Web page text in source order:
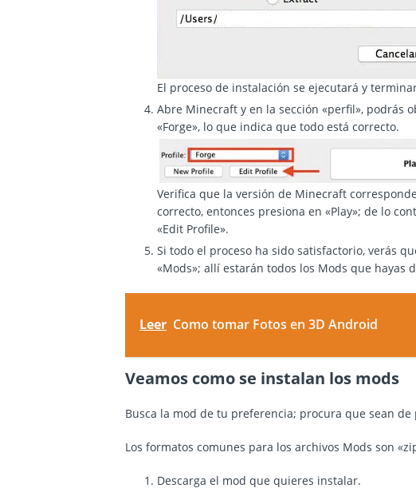
El proceso de instalación se ejecutará y
Abre Minecraft y en la sección «perfil», podrás
«Forge», lo que indica que todo está correcto.
Verifica que la versión de Minecraft
correcto, entonces presiona en «Play»; de lo
«Edit Profile».
Si todo el proceso ha sido satisfactorio, verás
«Mods»; allí estarán todos los Mods que hayas
Leer Como tomar Fotos en 3D Android
Veamos como se instalan los mods
Busca la mod de tu preferencia; procura que sean de
Los formatos comunes para los archivos Mods son
Descarga el mod que quieres instalar.